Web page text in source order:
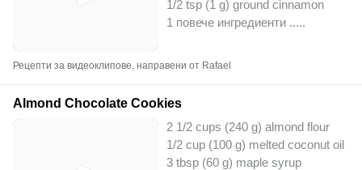
1/2 tsp (1 g) ground cinnamon
1 повече ингредиенти .....
Рецепти за видеоклипове, направени от Rafael
Almond Chocolate Cookies
2 1/2 cups (240 g) almond flour
1/2 cup (100 g) melted coconut oil
3 tbsp (60 g) maple syrup